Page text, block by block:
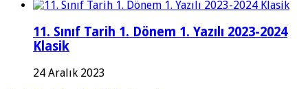
11. Sınıf Tarih 1. Dönem 1. Yazılı 2023-2024
Klasik
24 Aralık 2023